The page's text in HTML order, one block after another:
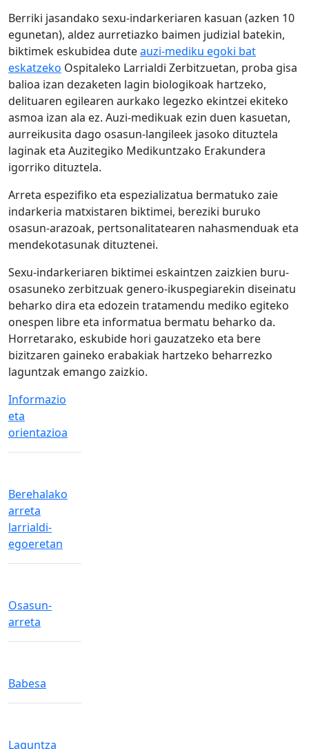
Berriki jasandako sexu-indarkeriaren kasuan (azken 10
egunetan), aldez aurretiazko baimen judizial batekin,
biktimek eskubidea duteauzi-mediku egoki bat
eskatzeko Ospitaleko Larrialdi Zerbitzuetan, proba gisa
balioa izan dezaketen lagin biologikoak hartzeko,
delituaren egilearen aurkako legezko ekintzei ekiteko
asmoa izan ala ez. Auzi-medikuak ezin duen kasuetan,
aurreikusita dago osasun-langileek jasoko dituztela
laginak eta Auzitegiko Medikuntzako Erakundera
igorriko dituztela.
Arreta espezifiko eta espezializatua bermatuko zaie
indarkeria matxistaren biktimei, bereziki buruko
osasun-arazoak, pertsonalitatearen nahasmenduak eta
mendekotasunak dituztenei.
Sexu-indarkeriaren biktimei eskaintzen zaizkien buru-
osasuneko zerbitzuak genero-ikuspegiarekin diseinatu
beharko dira eta edozein tratamendu mediko egiteko
onespen libre eta informatua bermatu beharko da.
Horretarako, eskubide hori gauzatzeko eta bere
bizitzaren gaineko erabakiak hartzeko beharrezko
laguntzak emango zaizkio.
Informazio
eta
orientazioa
Berehalako
arreta
larrialdi-
egoeretan
Osasun-
arreta
Babesa
Laguntza